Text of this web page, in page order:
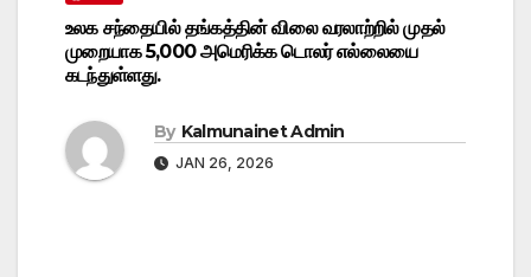
உலக சந்தையில் தங்கத்தின் விலை வரலாற்றில் முதல்
முறையாக 5,000 அமெரிக்க டொலர் எல்லையை
கடந்துள்ளது.
By Kalmunainet Admin
JAN 26, 2026